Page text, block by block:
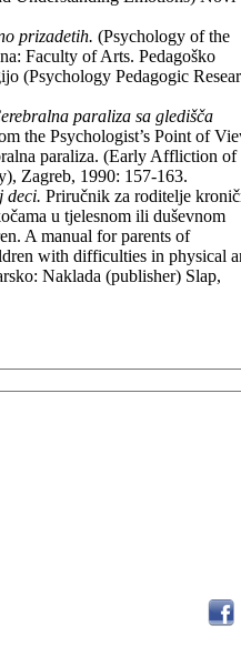
prizadetih. (Psychology of the
Faculty of Arts. Pedagoško
(Psychology Pedagogic
paraliza sa gledišča
the Psychologist’s Point of
paraliza. (Early Affliction of
Zagreb, 1990: 157-163.
deci. Priručnik za roditelje
u tjelesnom ili duševnom
A manual for parents of
with difficulties in physical
Naklada (publisher) Slap,